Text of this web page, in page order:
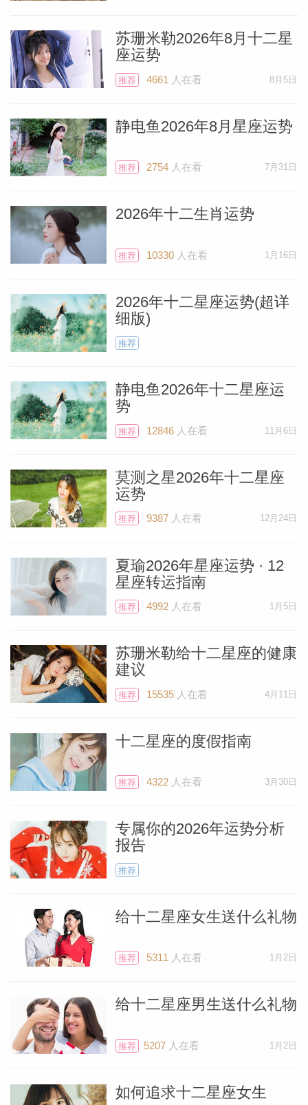
苏珊米勒2026年8月十二星
座运势
推荐 4661 人在看 8月5日
静电鱼2026年8月星座运势
推荐 2754人在看 7月31日
2026年十二生肖运势
推荐 10330人在看 1月16日
2026年十二星座运势(超详
细版)
推荐
静电鱼2026年十二星座运
势
推荐 12846人在看 11月6日
莫测之星2026年十二星座
运势
推荐 9387人在看 12月24日
夏瑜2026年星座运势 · 12
星座转运指南
推荐 4992人在看 1月5日
苏珊米勒给十二星座的健康
建议
推荐 15535人在看 4月11日
十二星座的度假指南
推荐 4322人在看 3月30日
专属你的2026年运势分析
报告
推荐
给十二星座女生送什么礼物
推荐 5311 人在看 1月2日
给十二星座男生送什么礼物
推荐 5207人在看 1月2日
如何追求十二星座女生